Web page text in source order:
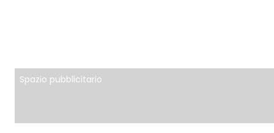
Spazio pubblicitario